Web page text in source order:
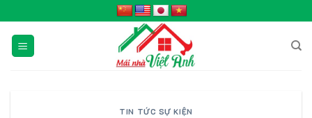
to
content
TIN TỨC SỰ KIỆN